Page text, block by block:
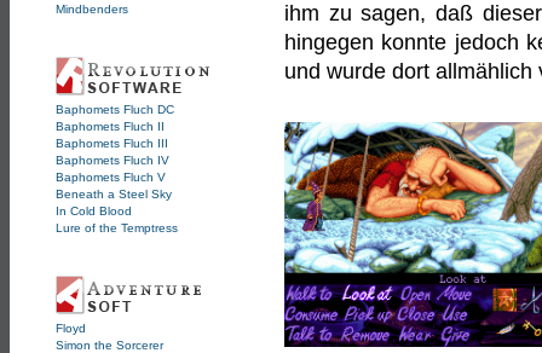
Mindbenders
Baphomets Fluch DC
Baphomets Fluch II
Baphomets Fluch III
Baphomets Fluch IV
Baphomets Fluch V
Beneath a Steel Sky
In Cold Blood
Lure of the Temptress
Floyd
Simon the Sorcerer
ihm zu sagen, daß
hingegen konnte jedoch
und wurde dort allmählich